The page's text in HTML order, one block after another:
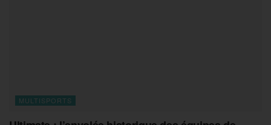
MULTISPORTS